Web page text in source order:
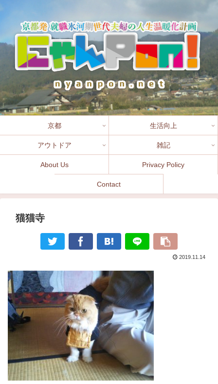
京都 生活向上
アウトドア 雑記
About Us Privacy Policy
Contact
猫猫寺
2019.11.14